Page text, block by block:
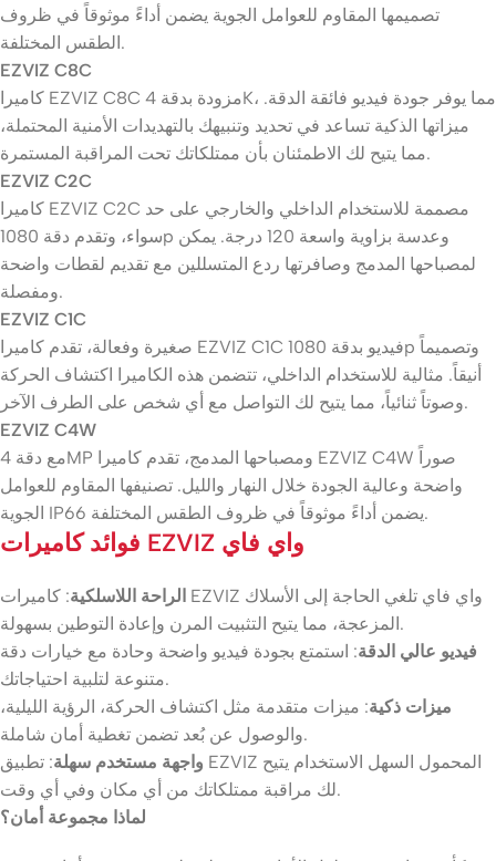
تصميمها المقاوم للعوامل الجوية يضمن أداءً موثوقاً في ظروف
الطقس المختلفة.
EZVIZ C8C
كاميرا EZVIZ C8C مزودة بدقة 4K، مما يوفر جودة فيديو فائقة الدقة.
ميزاتها الذكية تساعد في تحديد وتنبيهك بالتهديدات الأمنية المحتملة،
مما يتيح لك الاطمئنان بأن ممتلكاتك تحت المراقبة المستمرة.
EZVIZ C2C
كاميرا EZVIZ C2C مصممة للاستخدام الداخلي والخارجي على حد
سواء، وتقدم دقة 1080p وعدسة بزاوية واسعة 120 درجة. يمكن
لمصباحها المدمج وصافرتها ردع المتسللين مع تقديم لقطات واضحة
ومفصلة.
EZVIZ C1C
صغيرة وفعالة، تقدم كاميرا EZVIZ C1C فيديو بدقة 1080p وتصميماً
أنيقاً. مثالية للاستخدام الداخلي، تتضمن هذه الكاميرا اكتشاف الحركة
وصوتاً ثنائياً، مما يتيح لك التواصل مع أي شخص على الطرف الآخر.
EZVIZ C4W
مع دقة 4MP ومصباحها المدمج، تقدم كاميرا EZVIZ C4W صوراً
واضحة وعالية الجودة خلال النهار والليل. تصنيفها المقاوم للعوامل
الجوية IP66 يضمن أداءً موثوقاً في ظروف الطقس المختلفة.
فوائد كاميرات EZVIZ واي فاي
الراحة اللاسلكية: كاميرات EZVIZ واي فاي تلغي الحاجة إلى الأسلاك
المزعجة، مما يتيح التثبيت المرن وإعادة التوطين بسهولة.
فيديو عالي الدقة: استمتع بجودة فيديو واضحة وحادة مع خيارات دقة
متنوعة لتلبية احتياجاتك.
ميزات ذكية: ميزات متقدمة مثل اكتشاف الحركة، الرؤية الليلية،
والوصول عن بُعد تضمن تغطية أمان شاملة.
واجهة مستخدم سهلة: تطبيق EZVIZ المحمول السهل الاستخدام يتيح
لك مراقبة ممتلكاتك من أي مكان وفي أي وقت.
لماذا مجموعة أمان؟